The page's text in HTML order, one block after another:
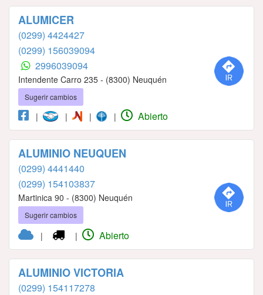
ALUMICER
(0299) 4424427
(0299) 156039094
2996039094
Intendente Carro 235 - (8300) Neuquén
Sugerir cambios
| | | | Abierto
ALUMINIO NEUQUEN
(0299) 4441440
(0299) 154103837
Martinica 90 - (8300) Neuquén
Sugerir cambios
| | Abierto
ALUMINIO VICTORIA
(0299) 154117278